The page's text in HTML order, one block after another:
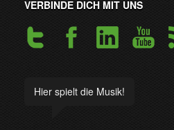
VERBINDE DICH MIT UNS
Hier spielt die Musik!